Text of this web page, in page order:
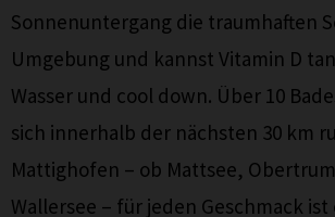
Sonnenuntergang die traumhaften
Umgebung und kannst Vitamin D
Wasser und cool down. Über 10
sich innerhalb der nächsten 30 km
Mattighofen – ob Mattsee,
Wallersee – für jeden Geschmack ist